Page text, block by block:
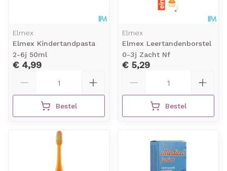
Elmex
Elmex Kindertandpasta
2-6j 50ml
€ 4,99
Bestel
Elmex
Elmex Leertandenborstel
0-3j Zacht Nf
€ 5,29
Bestel